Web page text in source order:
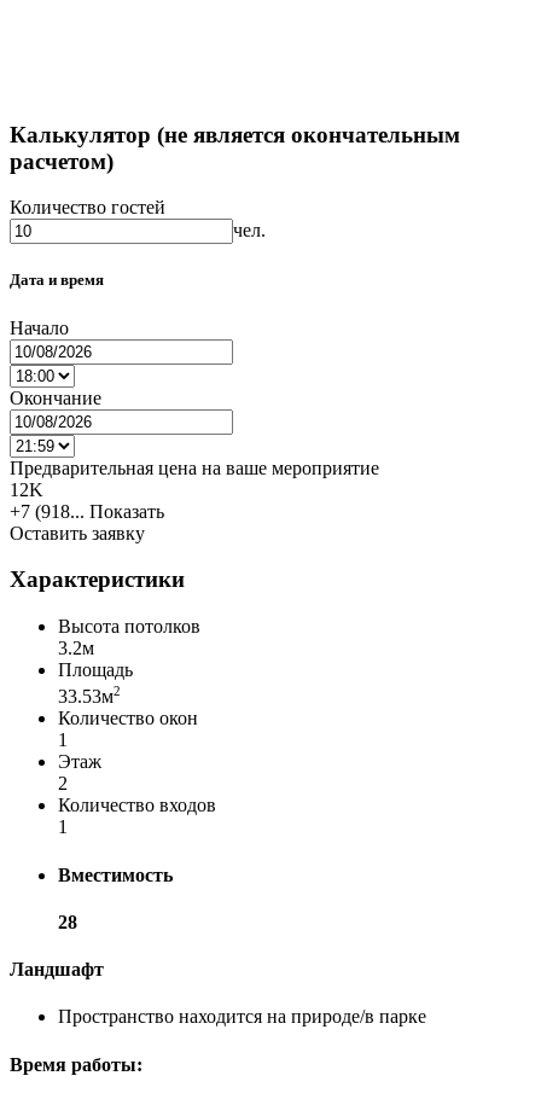
Калькулятор (не является окончательным
расчетом)
Количество гостей
чел.
Дата и время
Начало
Окончание
Предварительная цена на ваше мероприятие
12K
+7 (918... Показать
Оставить заявку
Характеристики
Высота потолков
3.2м
Площадь
33.53м2
Количество окон
1
Этаж
2
Количество входов
1
Вместимость
28
Ландшафт
Пространство находится на природе/в парке
Время работы: